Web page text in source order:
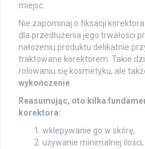
miejsc.
Nie zapominaj o fiksacji
dla przedłużenia jego trwałości
nałożeniu produktu delikatnie
traktowane korektorem. Takie
rolowaniu się kosmetyku, ale
wykończenie
Reasumując, oto kilka
korektora:
wklepywanie go w skórę,
używanie minimalnej ilości,